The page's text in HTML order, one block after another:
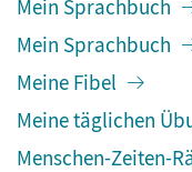
Mein Sprachbuch
Mein Sprachbuch
Meine Fibel
Meine täglichen
Menschen-Zeiten-